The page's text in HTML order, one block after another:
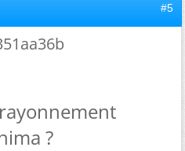
#5
?